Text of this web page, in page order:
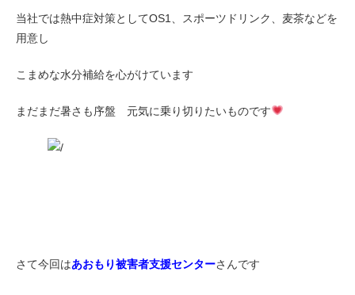
当社では熱中症対策としてOS1、スポーツドリンク、麦茶などを
用意し
こまめな水分補給を心がけています
まだまだ暑さも序盤 元気に乗り切りたいものです
さて今回はあおもり被害者支援センターさんです